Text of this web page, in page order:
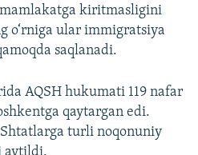
kiritmasligini
o‘rniga ular immigratsiya
saqlanadi.
AQSH hukumati 119 nafar
qaytargan edi.
Shtatlarga turli noqonuniy